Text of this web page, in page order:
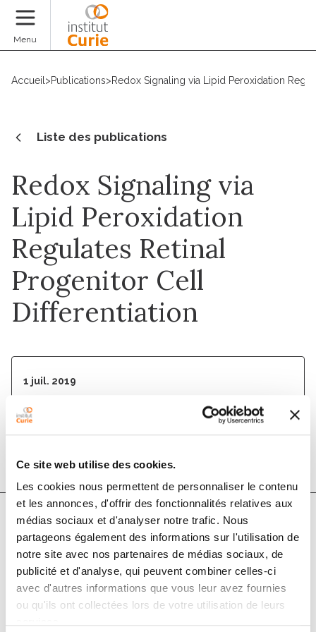
Ce site web utilise des cookies.
Les cookies nous permettent de personnaliser le contenu
et les annonces, d'offrir des fonctionnalités relatives aux
médias sociaux et d'analyser notre trafic. Nous
partageons également des informations sur l'utilisation de
notre site avec nos partenaires de médias sociaux, de
publicité et d'analyse, qui peuvent combiner celles-ci
avec d'autres informations que vous leur avez fournies
ou qu'ils ont collectées lors de votre utilisation de leurs
Menu
Accueil >Publications>Redox Signaling via Lipid Peroxidation
Liste des publications
Redox Signaling via
Lipid Peroxidation
Regulates Retinal
Progenitor Cell
Differentiation
1 juil. 2019
DOI :10.1016/j.devcel.2019.05.011
Auteurs
Shahad Albadri, Federica Naso, Marion Thauvin,
Carole Gauron, Carola Parolin, Karine Duroure, Juliette